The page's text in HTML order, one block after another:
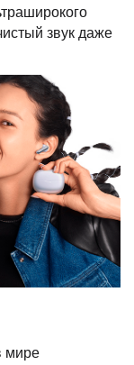
звук даже
мире